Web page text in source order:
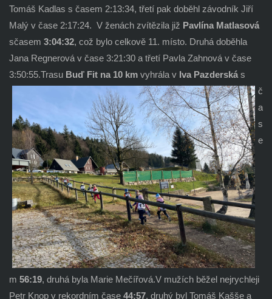
Tomáš Kadlas s časem 2:13:34, třetí pak doběhl závodník Jiří
Malý v čase 2:17:24. V ženách zvítězila již Pavlína Matlasová
sčasem 3:04:32, což bylo celkově 11. místo. Druhá doběhla
Jana Regnerová v čase 3:21:30 a třetí Pavla Zahnová v čase
3:50:55.Trasu Buď Fit na 10 km vyhrála v Iva Pazderskás
č
a
s
e
m 56:19, druhá byla Marie Mečířová.V mužích běžel nejrychleji
Petr Knop v rekordním čase 44:57, druhý byl Tomáš Kašše a